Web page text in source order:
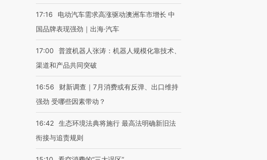
17:16
电动汽车需求高涨驱动澳洲车市增长 中
国品牌表现强劲｜出海·汽车
17:00
普渡机器人张涛：机器人规模化靠技术、
渠道和产品共同突破
16:56
财新调查｜7月消费或有反弹、出口维持
强劲 受哪些因素带动？
16:42 生态环境法典将施行 最高法明确新旧法
衔接与追责规则